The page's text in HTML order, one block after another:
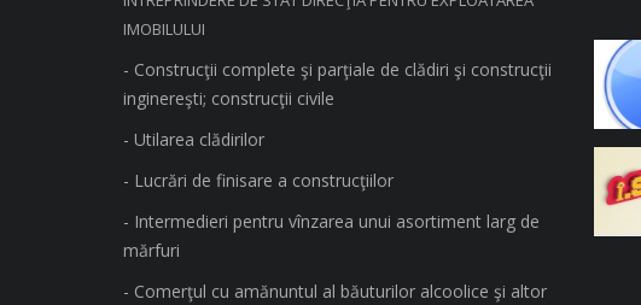
IMOBILULUI
- Construcţii complete şi parţiale de clădiri şi construcţii
inginereşti; construcţii civile
- Utilarea clădirilor
- Lucrări de finisare a construcţiilor
- Intermedieri pentru vînzarea unui asortiment larg de
mărfuri
- Comerţul cu amănuntul al băuturilor alcoolice şi altor